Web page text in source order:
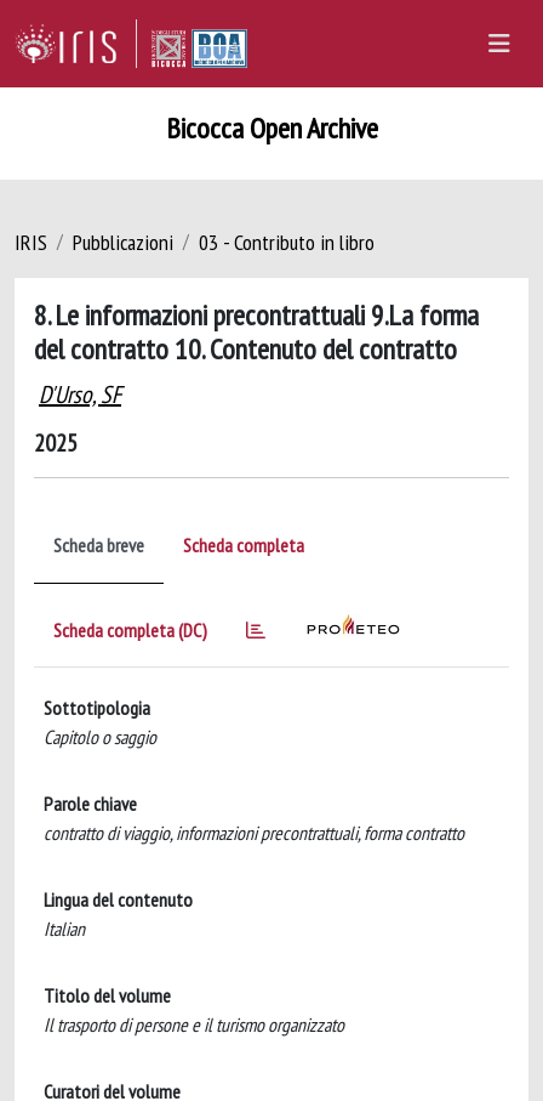
Bicocca Open Archive
IRIS Pubblicazioni 03 - Contributo in libro
8. Le informazioni precontrattuali 9.La forma
del contratto 10. Contenuto del contratto
D'Urso, SF
2025
Scheda breve Scheda completa
Scheda completa (DC)
Sottotipologia
Capitolo o saggio
Parole chiave
contratto di viaggio, informazioni precontrattuali, forma contratto
Lingua del contenuto
Italian
Titolo del volume
Il trasporto di persone e il turismo organizzato
Curatori del volume